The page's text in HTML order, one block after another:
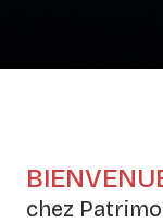
chez